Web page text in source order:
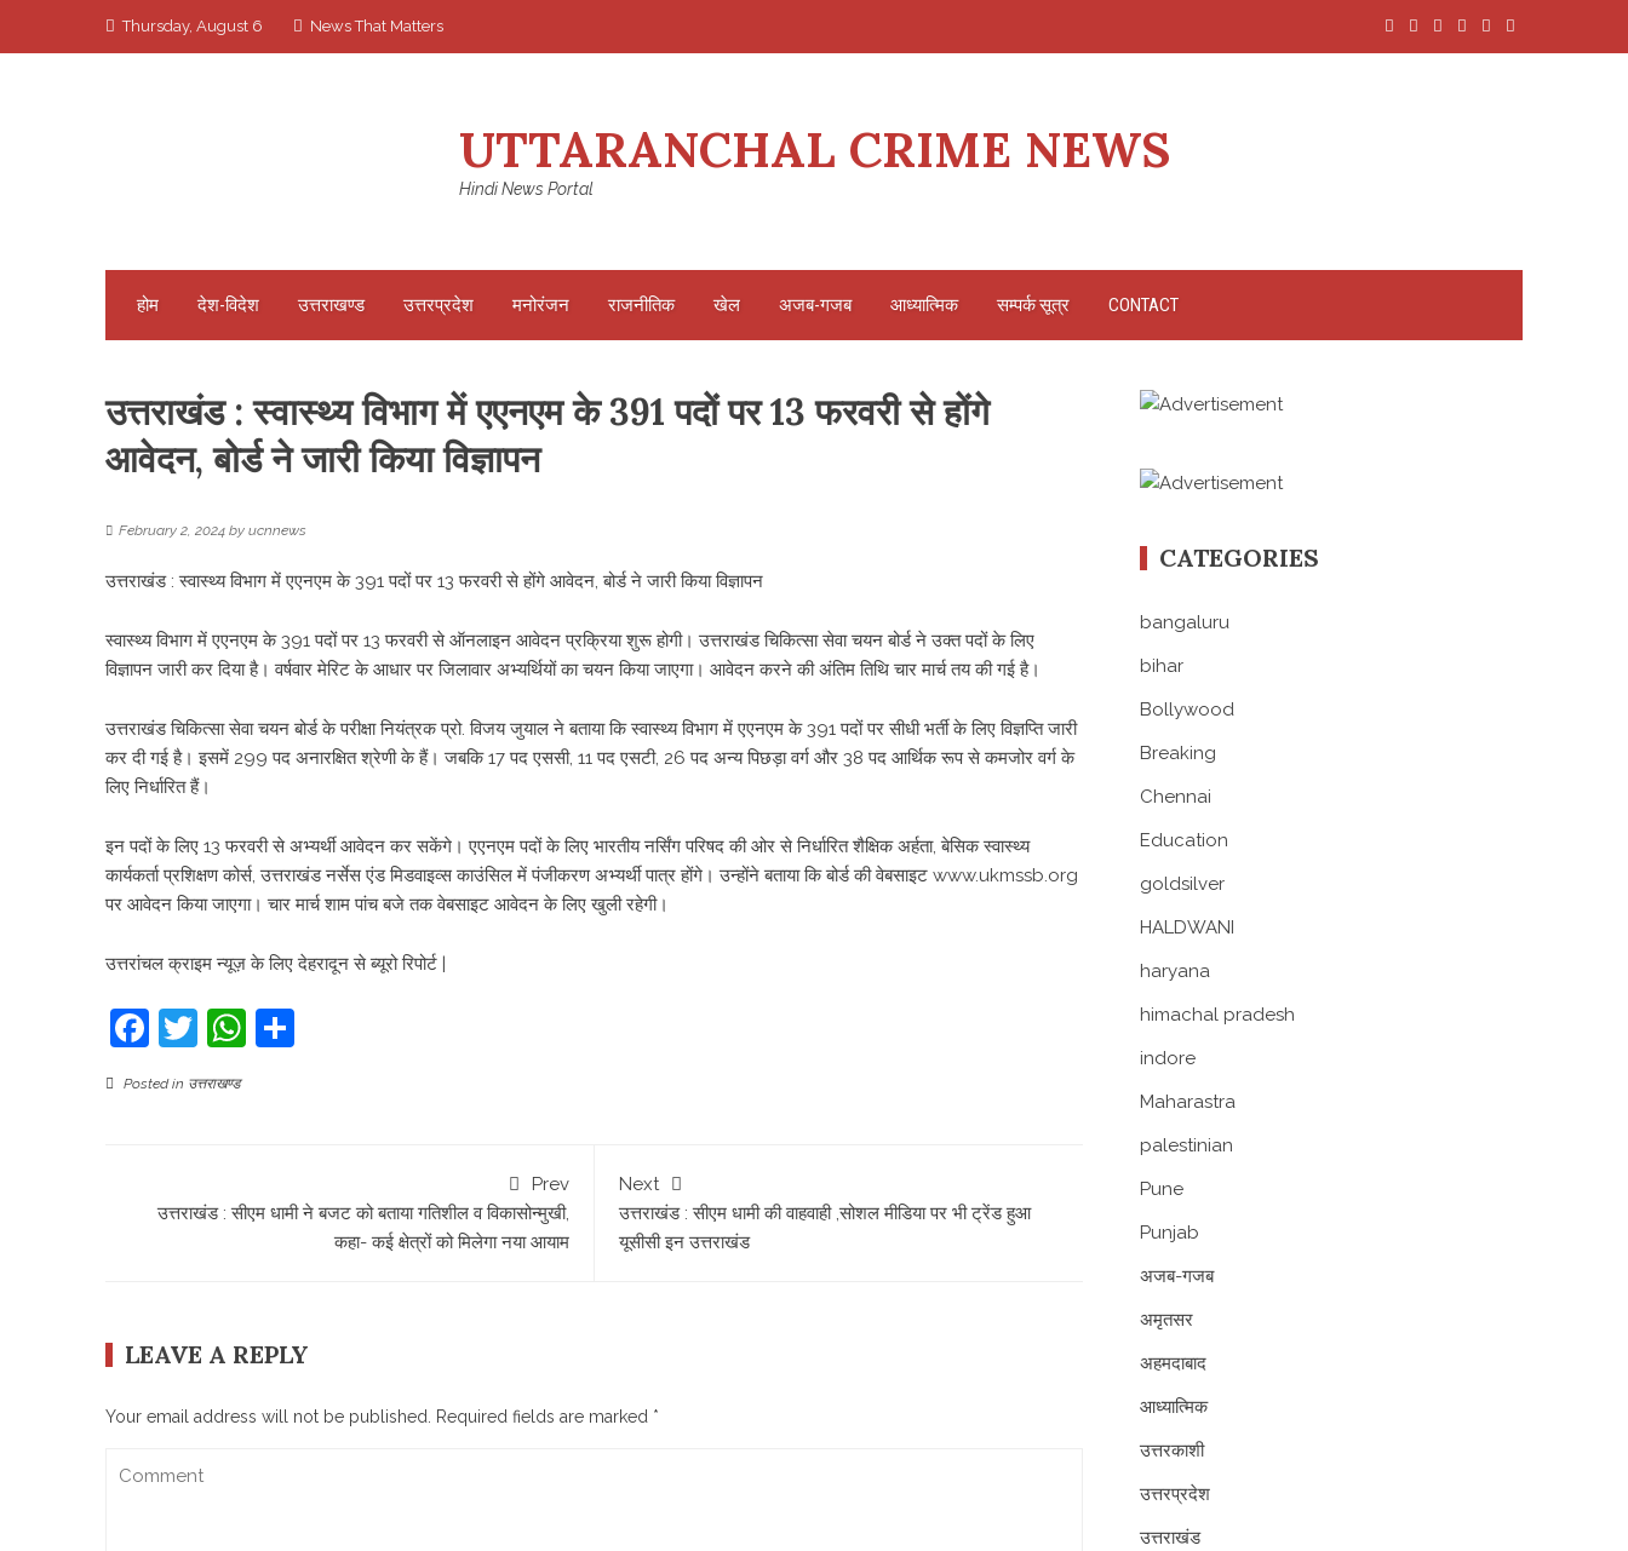
Thursday, August 6 News That Matters
UTTARANCHAL CRIME NEWS
Hindi News Portal
होम देश-विदेश उत्तराखण्ड उत्तरप्रदेश मनोरंजन राजनीतिक खेल अजब-गजब आध्यात्मिक सम्पर्क सूत्र CONTACT
उत्तराखंड : स्वास्थ्य विभाग में एएनएम के 391 पदों पर 13 फरवरी से होंगे
आवेदन, बोर्ड ने जारी किया विज्ञापन
February 2, 2024 by ucnnews
उत्तराखंड : स्वास्थ्य विभाग में एएनएम के 391 पदों पर 13 फरवरी से होंगे आवेदन, बोर्ड ने जारी किया विज्ञापन
स्वास्थ्य विभाग में एएनएम के 391 पदों पर 13 फरवरी से ऑनलाइन आवेदन प्रक्रिया शुरू होगी। उत्तराखंड चिकित्सा सेवा चयन बोर्ड ने उक्त पदों के लिए
विज्ञापन जारी कर दिया है। वर्षवार मेरिट के आधार पर जिलावार अभ्यर्थियों का चयन किया जाएगा। आवेदन करने की अंतिम तिथि चार मार्च तय की गई है।
उत्तराखंड चिकित्सा सेवा चयन बोर्ड के परीक्षा नियंत्रक प्रो. विजय जुयाल ने बताया कि स्वास्थ्य विभाग में एएनएम के 391 पदों पर सीधी भर्ती के लिए विज्ञप्ति जारी
कर दी गई है। इसमें 299 पद अनारक्षित श्रेणी के हैं। जबकि 17 पद एससी, 11 पद एसटी, 26 पद अन्य पिछड़ा वर्ग और 38 पद आर्थिक रूप से कमजोर वर्ग के
लिए निर्धारित हैं।
इन पदों के लिए 13 फरवरी से अभ्यर्थी आवेदन कर सकेंगे। एएनएम पदों के लिए भारतीय नर्सिंग परिषद की ओर से निर्धारित शैक्षिक अर्हता, बेसिक स्वास्थ्य
कार्यकर्ता प्रशिक्षण कोर्स, उत्तराखंड नर्सेस एंड मिडवाइव्स काउंसिल में पंजीकरण अभ्यर्थी पात्र होंगे। उन्होंने बताया कि बोर्ड की वेबसाइट www.ukmssb.org
पर आवेदन किया जाएगा। चार मार्च शाम पांच बजे तक वेबसाइट आवेदन के लिए खुली रहेगी।
उत्तरांचल क्राइम न्यूज़ के लिए देहरादून से ब्यूरो रिपोर्ट |
Facebook
TwitterWhatsApp
Posted in उत्तराखण्ड
Prev
उत्तराखंड : सीएम धामी ने बजट को बताया गतिशील व विकासोन्मुखी,
कहा- कई क्षेत्रों को मिलेगा नया आयाम
Next
उत्तराखंड : सीएम धामी की वाहवाही ,सोशल मीडिया पर भी ट्रेंड हुआ
यूसीसी इन उत्तराखंड
LEAVE A REPLY
Your email address will not be published. Required fields are marked *
CATEGORIES
bangaluru
bihar
Bollywood
Breaking
Chennai
Education
goldsilver
HALDWANI
haryana
himachal pradesh
indore
Maharastra
palestinian
Pune
Punjab
अजब-गजब
अमृतसर
अहमदाबाद
आध्यात्मिक
उत्तरकाशी
उत्तरप्रदेश
उत्तराखंड